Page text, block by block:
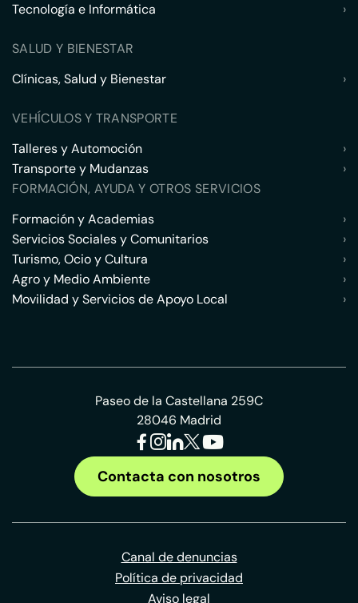
Tecnología e Informática
›
SALUD Y BIENESTAR
Clínicas, Salud y Bienestar
›
VEHÍCULOS Y TRANSPORTE
Talleres y Automoción
›
Transporte y Mudanzas
›
FORMACIÓN, AYUDA Y OTROS SERVICIOS
Formación y Academias
›
Servicios Sociales y Comunitarios
›
Turismo, Ocio y Cultura
›
Agro y Medio Ambiente
›
Movilidad y Servicios de Apoyo Local
›
Paseo de la Castellana 259C
28046 Madrid
Contacta con nosotros
Canal de denuncias
Política de privacidad
Aviso legal